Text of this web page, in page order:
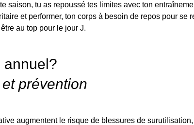
saison, tu as repoussé tes limites avec ton
et performer, ton corps à besoin de repos pour se
au top pour le jour J.
annuel?
prévention
augmentent le risque de blessures de